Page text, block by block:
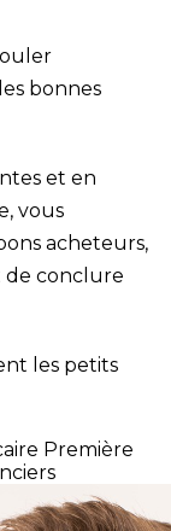
bonnes
et en
vous
acheteurs,
de conclure
les petits
Première